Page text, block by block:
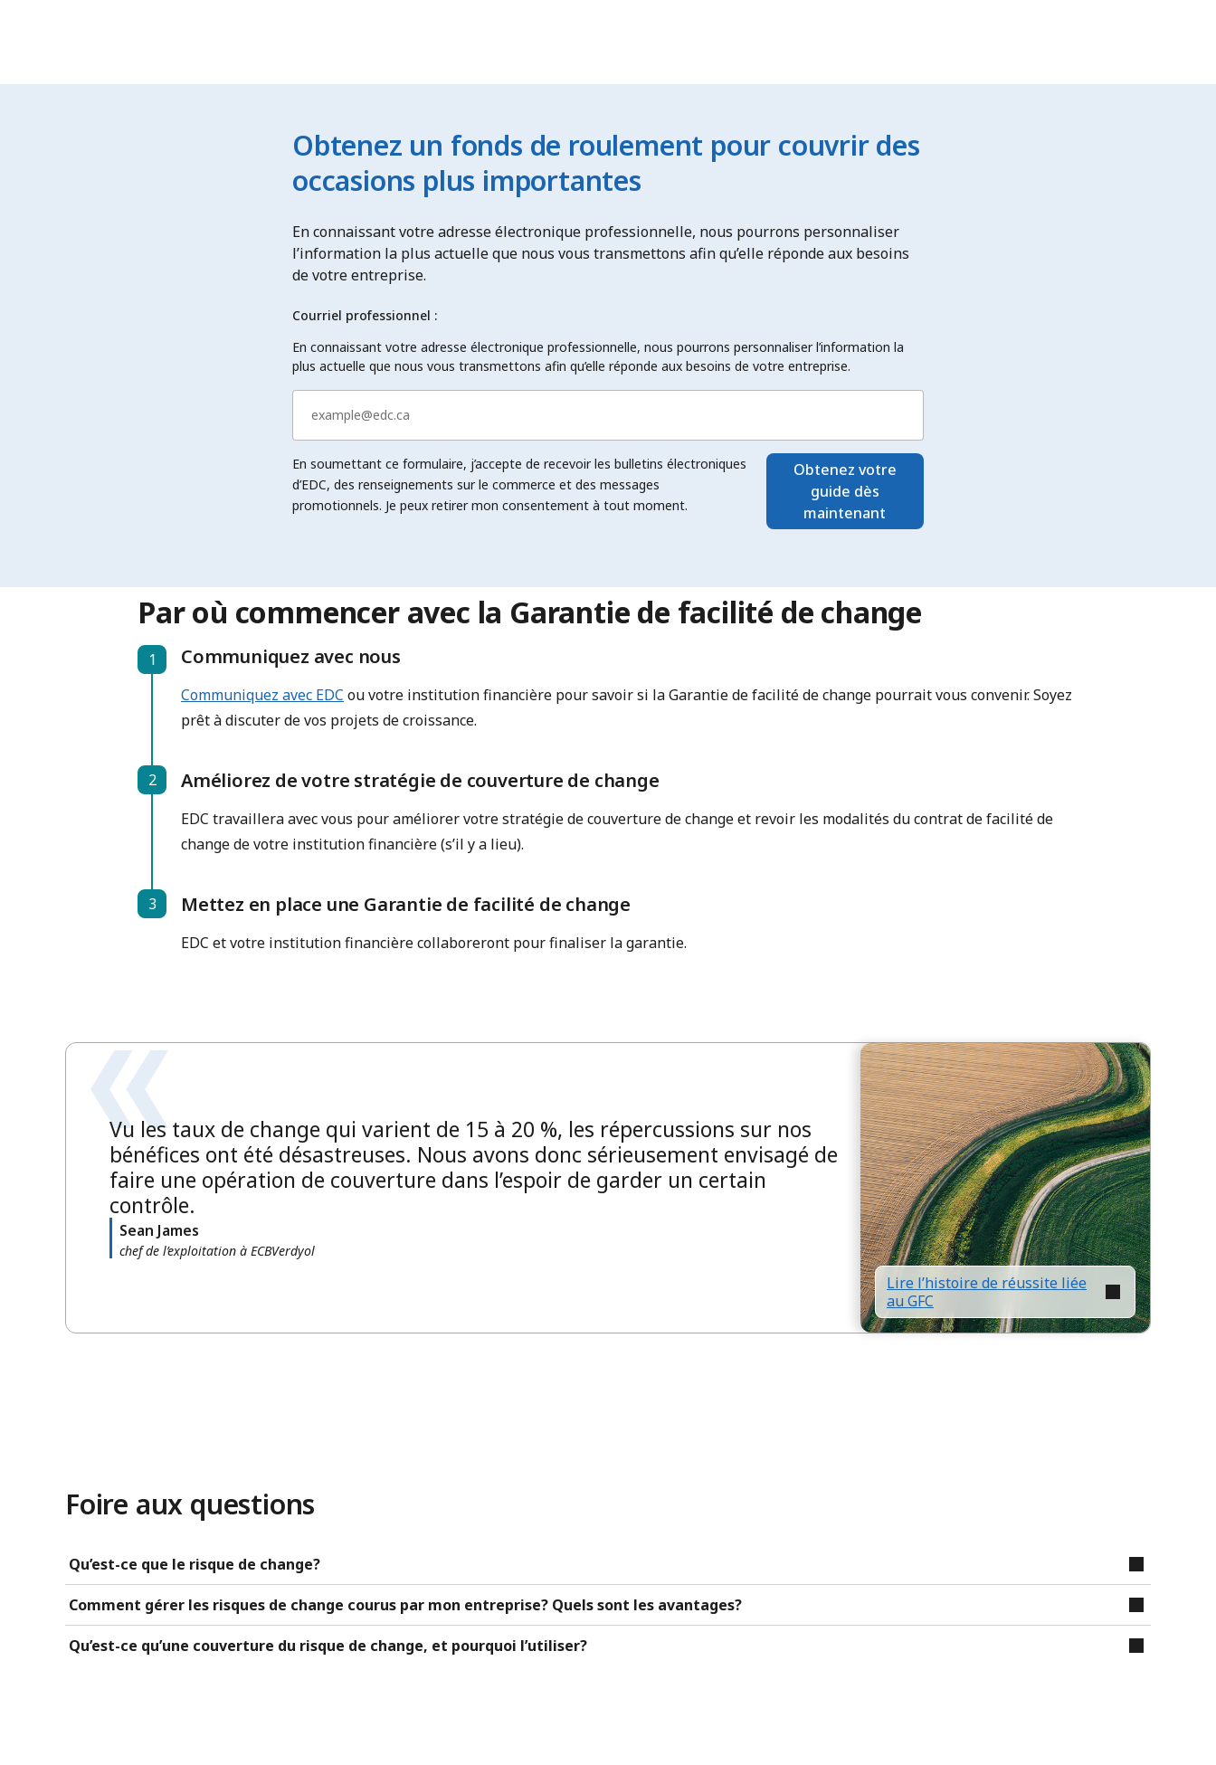
Obtenez un fonds de roulement pour couvrir des
occasions plus importantes
En connaissant votre adresse électronique professionnelle, nous pourrons personnaliser
l’information la plus actuelle que nous vous transmettons afin qu’elle réponde aux besoins
de votre entreprise.
Courriel professionnel :
En connaissant votre adresse électronique professionnelle, nous pourrons personnaliser l’information la
plus actuelle que nous vous transmettons afin qu’elle réponde aux besoins de votre entreprise.
Obtenez votre
guide dès
maintenant
En soumettant ce formulaire, j’accepte de recevoir les bulletins électroniques
d’EDC, des renseignements sur le commerce et des messages
promotionnels. Je peux retirer mon consentement à tout moment.
Par où commencer avec la Garantie de facilité de change
Step 1
1 Communiquez avec nous
Communiquez avec EDC ou votre institution financière pour savoir si la Garantie de facilité de change pourrait vous convenir. Soyez
prêt à discuter de vos projets de croissance.
Step 2
2 Améliorez de votre stratégie de couverture de change
EDC travaillera avec vous pour améliorer votre stratégie de couverture de change et revoir les modalités du contrat de facilité de
change de votre institution financière (s’il y a lieu).
Step 3
3 Mettez en place une Garantie de facilité de change
EDC et votre institution financière collaboreront pour finaliser la garantie.
Vu les taux de change qui varient de 15 à 20 %, les répercussions sur nos
bénéfices ont été désastreuses. Nous avons donc sérieusement envisagé de
faire une opération de couverture dans l’espoir de garder un certain
contrôle.
Sean James
chef de l’exploitation à ECBVerdyol
Lire l’histoire de réussite liée
au GFC
Foire aux questions
Qu’est-ce que le risque de change?
Comment gérer les risques de change courus par mon entreprise? Quels sont les avantages?
Qu’est-ce qu’une couverture du risque de change, et pourquoi l’utiliser?